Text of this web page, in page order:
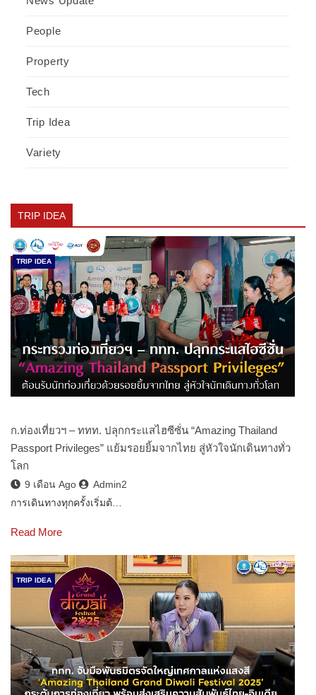
People
Property
Tech
Trip Idea
Variety
TRIP IDEA
TRIP IDEA
ก.ท่องเที่ยวฯ – ททท. ปลุกกระแสไฮซีซั่น “Amazing Thailand
Passport Privileges” แย้มรอยยิ้มจากไทย สู่หัวใจนักเดินทางทั่ว
โลก
9 เดือน Ago
Admin2
การเดินทางทุกครั้งเริ่มต้…
Read More
TRIP IDEA